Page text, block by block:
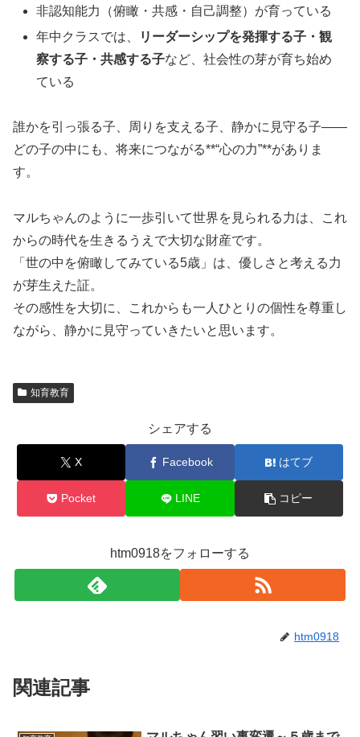
非認知能力（俯瞰・共感・自己調整）が育っている
年中クラスでは、
リーダーシップを発揮する子・観
察する子・共感する子など、社会性の芽が育ち始め
ている
誰かを引っ張る子、周りを支える子、静かに見守る子——
どの子の中にも、将来につながる**“心の力”**がありま
す。
マルちゃんのように一歩引いて世界を見られる力は、これ
からの時代を生きるうえで大切な財産です。
「世の中を俯瞰してみている5歳」は、優しさと考える力
が芽生えた証。
その感性を大切に、これからも一人ひとりの個性を尊重し
ながら、静かに見守っていきたいと思います。
知育教育
シェアする
X Facebook はてブ
Pocket LINE コピー
htm0918をフォローする
htm0918
関連記事